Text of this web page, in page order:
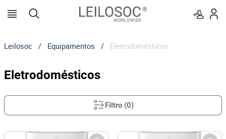
Leilosoc / Equipamentos / Eletrodomésticos
Eletrodomésticos
Filtro(0)